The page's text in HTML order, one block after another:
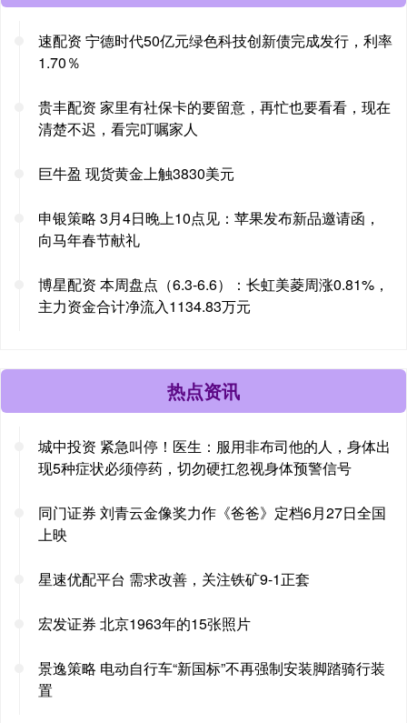
速配资 宁德时代50亿元绿色科技创新债完成发行，利率
1.70％
贵丰配资 家里有社保卡的要留意，再忙也要看看，现在
清楚不迟，看完叮嘱家人
巨牛盈 现货黄金上触3830美元
申银策略 3月4日晚上10点见：苹果发布新品邀请函，
向马年春节献礼
博星配资 本周盘点（6.3-6.6）：长虹美菱周涨0.81%，
主力资金合计净流入1134.83万元
热点资讯
城中投资 紧急叫停！医生：服用非布司他的人，身体出
现5种症状必须停药，切勿硬扛忽视身体预警信号
同门证券 刘青云金像奖力作《爸爸》定档6月27日全国
上映
星速优配平台 需求改善，关注铁矿9-1正套
宏发证券 北京1963年的15张照片
景逸策略 电动自行车“新国标”不再强制安装脚踏骑行装
置